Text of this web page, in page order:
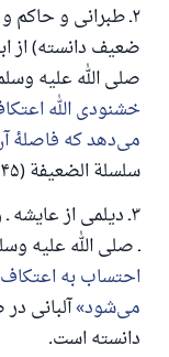
۲ـ طبرانی و حاکم
ضعیف دانسته) از
صلی الله علیه
خشنودی الله
می‌دهد که فاصلهٔ
سلسلة الضعیفة (۵۳۴۵) آن را ضعیف دانسته است.
۳ـ دیلمی از
ـ صلی الله علیه
احتساب به
می‌شود
دانسته است.
رسول
آنکه به سوی